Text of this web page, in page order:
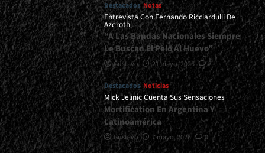
Destacados Notas
Entrevista Con Fernando Ricciardulli De
Azeroth
“A Las Bandas Nacionales Siempre
Le Buscan El Pelo Al Huevo”
Gustavo 21 mayo, 2026 2
Destacados Noticias
Mick Jelinic Cuenta Sus Sensaciones
Mortification En Argentina Y
Latinoamérica
Gustavo 7 mayo, 2026 0